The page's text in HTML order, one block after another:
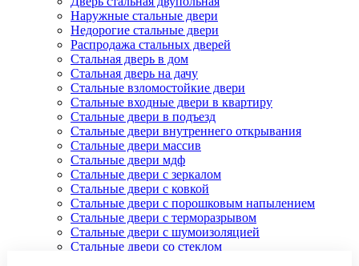
Наружные стальные двери
Недорогие стальные двери
Распродажа стальных дверей
Стальная дверь в дом
Стальная дверь на дачу
Стальные взломостойкие двери
Стальные входные двери в квартиру
Стальные двери в подъезд
Стальные двери внутреннего открывания
Стальные двери массив
Стальные двери мдф
Стальные двери с зеркалом
Стальные двери с ковкой
Стальные двери с порошковым напылением
Стальные двери с терморазрывом
Стальные двери с шумоизоляцией
Стальные двери со стеклом